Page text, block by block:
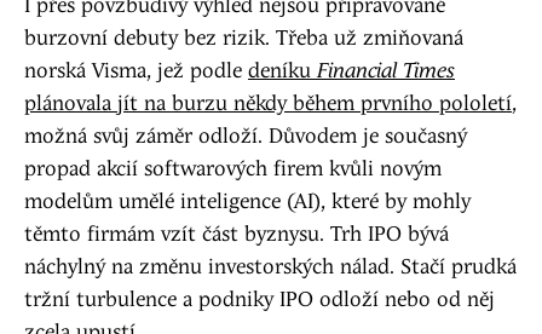
I přes povzbudivý výhled nejsou připravované
burzovní debuty bez rizik. Třeba už zmiňovaná
norská Visma, jež podle deníkuFinancial Times
plánovala jít na burzu někdy během prvního pololetí,
možná svůj záměr odloží. Důvodem je současný
propad akcií softwarových firem kvůli novým
modelům umělé inteligence (AI), které by mohly
těmto firmám vzít část byznysu. Trh IPO bývá
náchylný na změnu investorských nálad. Stačí prudká
tržní turbulence a podniky IPO odloží nebo od něj